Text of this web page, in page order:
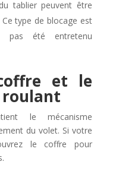
tablier peuvent être
type de blocage est
pas été entretenu
et le
le mécanisme
du volet. Si votre
le coffre pour